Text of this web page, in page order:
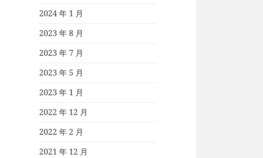
2024 年 1 月
2023 年 8 月
2023 年 7 月
2023 年 5 月
2023 年 1 月
2022 年 12 月
2022 年 2 月
2021 年 12 月